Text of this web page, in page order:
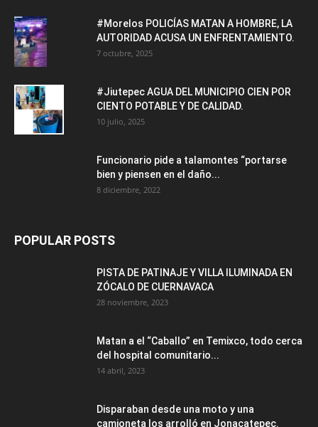
#Morelos POLICÍAS MATAN A HOMBRE, LA
AUTORIDAD ACUSA UN ENFRENTAMIENTO.
7 octubre, 2025
#Jiutepec AGUA DEL MUNICIPIO CIEN POR
CIENTO POTABLE Y DE CALIDAD.
10 julio, 2025
Funcionario pide a talamontes “portarse
bien y piensen en el daño...
8 diciembre, 2022
POPULAR POSTS
PISTA DE PATINAJE Y VILLA ILUMINADA EN
ZÓCALO DE CUERNAVACA
28 noviembre, 2023
Matan a el “Caballo” en Temixco, todo cerca
del hospital comunitario...
14 abril, 2023
Disparaban desde una moto y una
camioneta los arrolló en Jonacatepec.